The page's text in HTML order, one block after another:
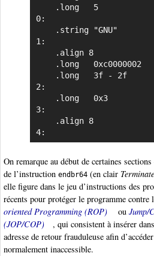
0:
1:
2:
3:
4:
On remarque au début de certaines
de l’instruction endbr64 (en clair
elle figure dans le jeu d’instructions des
récents pour protéger le programme contre
oriented Programming (ROP)
ou Jump/
(JOP/COP)
, qui consistent à insérer
adresse de retour frauduleuse afin
normalement inaccessible.